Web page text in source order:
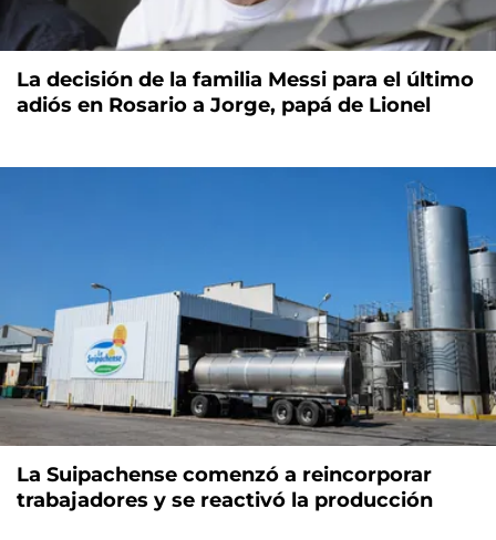
La decisión de la familia Messi para el último
adiós en Rosario a Jorge, papá de Lionel
La Suipachense comenzó a reincorporar
trabajadores y se reactivó la producción